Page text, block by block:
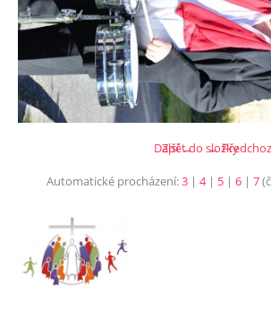
←
Další →
Zpět do složky
Automatické procházení:3 | 4| 5 | 6 | 7